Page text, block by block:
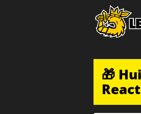
🎁